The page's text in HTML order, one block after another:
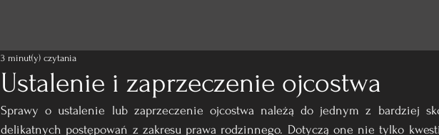
Ustalenie i zaprzeczenie ojcostwa
3 minut(y) czytania
Sprawy o ustalenie lub zaprzeczenie ojcostwa należą do jednym z bardziej
delikatnych postępowań z zakresu prawa rodzinnego. Dotyczą one nie tylko